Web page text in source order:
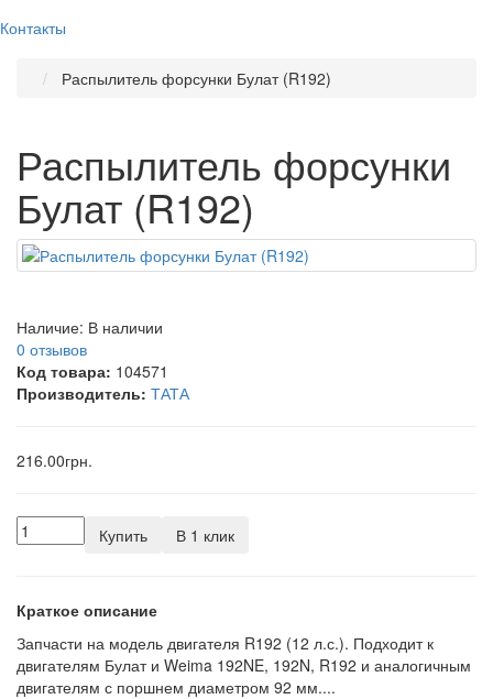
Контакты
Распылитель форсунки Булат (R192)
Распылитель форсунки
Булат (R192)
Наличие: В наличии
0 отзывов
Код товара: 104571
Производитель: ТАТА
216.00грн.
Купить В 1 клик
Краткое описание
Запчасти на модель двигателя R192 (12 л.с.). Подходит к
двигателям Булат и Weima 192NE, 192N, R192 и аналогичным
двигателям с поршнем диаметром 92 мм....